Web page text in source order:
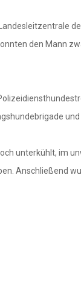
den Mann
unterkühlt, im
Anschließend